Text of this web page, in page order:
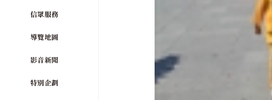
信眾服務
導覽地圖
影音新聞
特別企劃